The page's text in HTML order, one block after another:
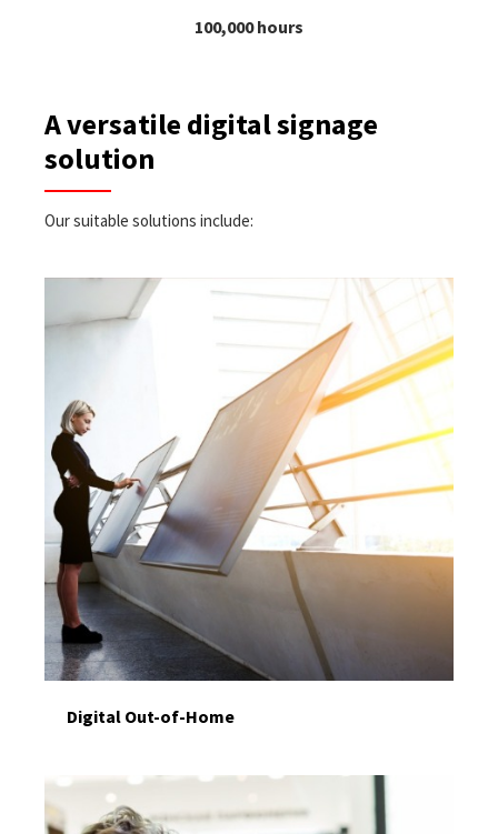
100,000 hours
A versatile digital signage
solution
Our suitable solutions include:
Digital Out-of-Home